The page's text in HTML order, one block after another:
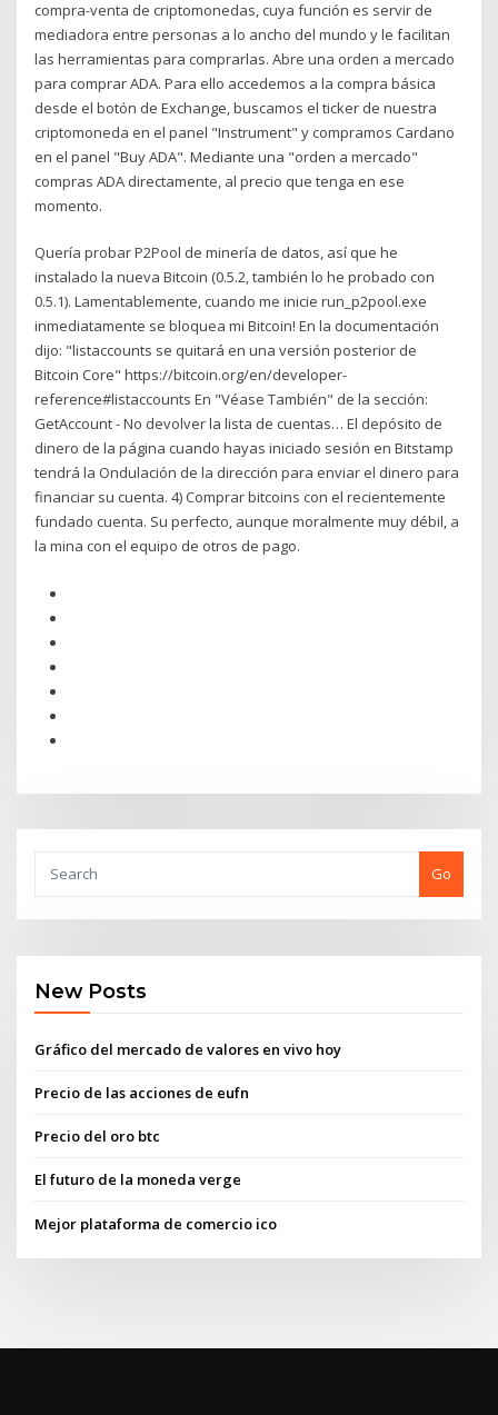
compra-venta de criptomonedas, cuya función es servir de
mediadora entre personas a lo ancho del mundo y le facilitan
las herramientas para comprarlas. Abre una orden a mercado
para comprar ADA. Para ello accedemos a la compra básica
desde el botón de Exchange, buscamos el ticker de nuestra
criptomoneda en el panel "Instrument" y compramos Cardano
en el panel "Buy ADA". Mediante una "orden a mercado"
compras ADA directamente, al precio que tenga en ese
momento.
Quería probar P2Pool de minería de datos, así que he
instalado la nueva Bitcoin (0.5.2, también lo he probado con
0.5.1). Lamentablemente, cuando me inicie run_p2pool.exe
inmediatamente se bloquea mi Bitcoin! En la documentación
dijo: "listaccounts se quitará en una versión posterior de
Bitcoin Core" https://bitcoin.org/en/developer-
reference#listaccounts En "Véase También" de la sección:
GetAccount - No devolver la lista de cuentas… El depósito de
dinero de la página cuando hayas iniciado sesión en Bitstamp
tendrá la Ondulación de la dirección para enviar el dinero para
financiar su cuenta. 4) Comprar bitcoins con el recientemente
fundado cuenta. Su perfecto, aunque moralmente muy débil, a
la mina con el equipo de otros de pago.
Go
New Posts
Gráfico del mercado de valores en vivo hoy
Precio de las acciones de eufn
Precio del oro btc
El futuro de la moneda verge
Mejor plataforma de comercio ico